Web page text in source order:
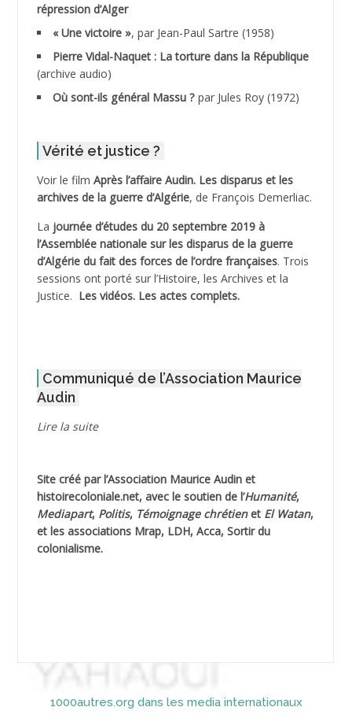
ADDALA Boualem*
ADDANE
ADDECHE Rachid
ADELIOUAT Vve AIT SAADA
ADJANI Khaled
ADJAOUT
ADNI Mohamed Akli
ADOUL Arab *
AGOULMINE
AHLOUCHE Mabrouk *
AIBLIED Ahmed
AICHEKADRA Sid Ahmed
AICI (ou AISSI) Laïd
répression d’Alger
« Une victoire », par Jean-Paul Sartre (1958)
Pierre Vidal-Naquet : La torture dans la République
(archive audio)
Où sont-ils général Massu ? par Jules Roy (1972)
Vérité et justice ?
Voir le film Après l’affaire Audin. Les disparus et les
archives de la guerre d’Algérie, de François Demerliac.
La journée d’études du 20 septembre 2019 à
l’Assemblée nationale sur les disparus de la guerre
d’Algérie du fait des forces de l’ordre françaises. Trois
sessions ont porté sur l’Histoire, les Archives et la
Justice. Les vidéos. Les actes complets.
Communiqué de l’Association Maurice
Audin
Lire la suite
Site créé par l’Association Maurice Audinet
histoirecoloniale.net, avec le soutien de l’Humanité,
Mediapart, Politis, Témoignage chrétienet El Watan,
et les associations Mrap, LDH, Acca, Sortir du
colonialisme.
1000autres.org dans les media internationaux